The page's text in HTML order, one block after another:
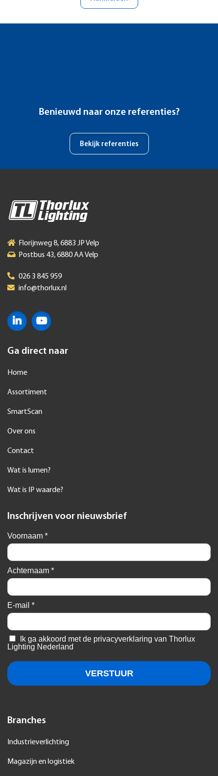
Benieuwd naar onze referenties?
Bekijk referenties
Florijnweg 8, 6883 JP Velp
Postbus 43, 6880 AA Velp
026 3 845 959
info@thorlux.nl
Ga direct naar
Home
Assortiment
SmartScan
Over ons
Contact
Wat is lumen?
Wat is IP waarde?
Inschrijven voor nieuwsbrief
Branches
Industrieverlichting
Magazijn en logistiek